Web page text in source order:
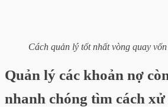
Cách quản lý tốt nhất vòng quay
Quản lý các khoản nợ
nhanh chóng tìm cách